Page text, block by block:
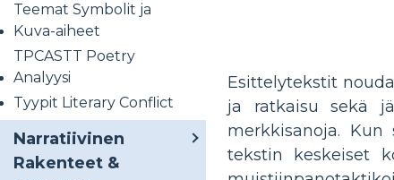
Teemat Symbolit ja
Kuva-aiheet
TPCASTT Poetry
Analyysi
Tyypit Literary Conflict
Narratiivinen
Rakenteet &
Esittelytekstit
ja ratkaisu sekä
merkkisanoja.
tekstin keskeiset